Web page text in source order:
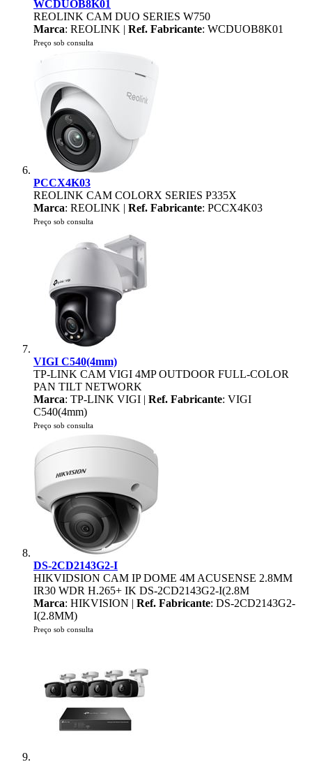
WCDUOB8K01
REOLINK CAM DUO SERIES W750
Marca: REOLINK | Ref. Fabricante: WCDUOB8K01
Preço sob consulta
PCCX4K03
REOLINK CAM COLORX SERIES P335X
Marca: REOLINK | Ref. Fabricante: PCCX4K03
Preço sob consulta
VIGI C540(4mm)
TP-LINK CAM VIGI 4MP OUTDOOR FULL-COLOR
PAN TILT NETWORK
Marca: TP-LINK VIGI | Ref. Fabricante: VIGI
C540(4mm)
Preço sob consulta
DS-2CD2143G2-I
HIKVIDSION CAM IP DOME 4M ACUSENSE 2.8MM
IR30 WDR H.265+ IK DS-2CD2143G2-I(2.8M
Marca: HIKVISION | Ref. Fabricante: DS-2CD2143G2-
I(2.8MM)
Preço sob consulta